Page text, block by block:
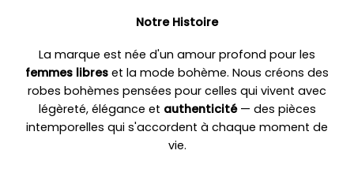
Notre Histoire
La marque est née d'un amour profond pour les
femmes libres et la mode bohème. Nous créons des
robes bohèmes pensées pour celles qui vivent avec
légèreté, élégance et authenticité— des pièces
intemporelles qui s'accordent à chaque moment de
vie.